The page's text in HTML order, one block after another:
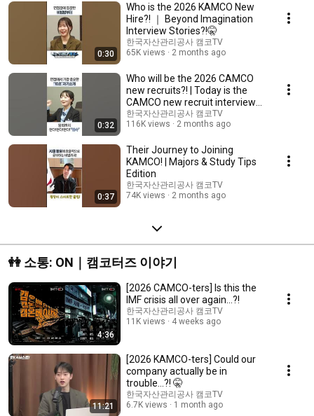
0:30
Who is the 2026 KAMCO New
Hire?! ｜ Beyond Imagination
Interview Stories?!🤫
한국자산관리공사 캠코TV
65K views
2 months ago
0:32
Who will be the 2026 CAMCO
new recruits?! | Today is the
CAMCO new recruit interview
day 👀
한국자산관리공사 캠코TV
116K views
2 months ago
0:37
Their Journey to Joining
KAMCO! | Majors & Study Tips
Edition
한국자산관리공사 캠코TV
74K views
2 months ago
👭 소통: ON｜캠코터즈 이야기
4:36
[2026 CAMCO-ters] Is this the
IMF crisis all over again...?!
한국자산관리공사 캠코TV
11K views
4 weeks ago
11:21
[2026 KAMCO-ters] Could our
company actually be in
trouble...?! 🤫
한국자산관리공사 캠코TV
6.7K views
1 month ago